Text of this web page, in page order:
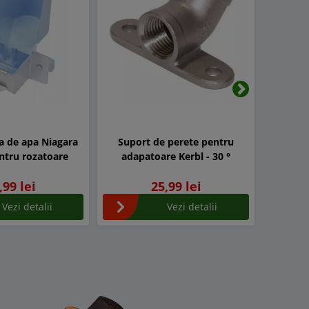
de apa Niagara
rozatoare
lei
Vezi detalii
Suport de perete pentru
adapatoare Kerbl - 30 °
25,99 lei
Vezi detalii